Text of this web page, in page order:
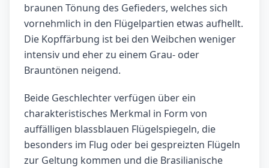
braunen Tönung des Gefieders, welches sich
vornehmlich in den Flügelpartien etwas aufhellt.
Die Kopffärbung ist bei den Weibchen weniger
intensiv und eher zu einem Grau- oder
Brauntönen neigend.
Beide Geschlechter verfügen über ein
charakteristisches Merkmal in Form von
auffälligen blassblauen Flügelspiegeln, die
besonders im Flug oder bei gespreizten Flügeln
zur Geltung kommen und die Brasilianische